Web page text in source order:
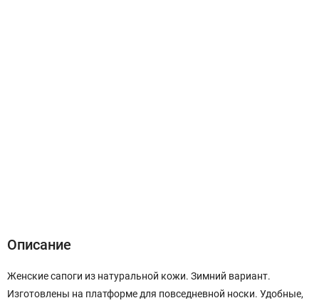
Описание
Женские сапоги из натуральной кожи. Зимний вариант.
Изготовлены на платформе для повседневной носки. Удобные,